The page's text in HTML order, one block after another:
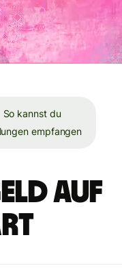
So kannst du
empfangen
auf